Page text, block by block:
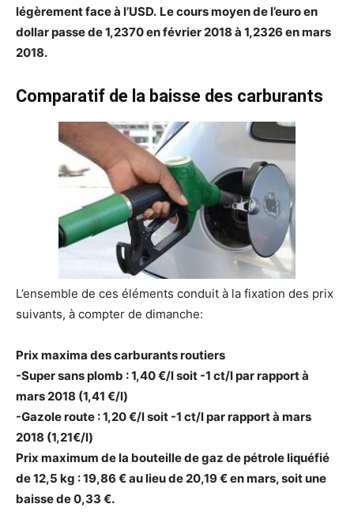
légèrement face à l’USD. Le cours moyen de l’euro en
dollar passe de 1,2370 en février 2018 à 1,2326 en mars
2018.
Comparatif de la baisse des carburants
L’ensemble de ces éléments conduit à la fixation des prix
suivants, à compter de dimanche:
Prix maxima des carburants routiers
-Super sans plomb : 1,40 €/l soit -1 ct/l par rapport à
mars 2018 (1,41 €/l)
-Gazole route : 1,20 €/l soit -1 ct/l par rapport à mars
2018 (1,21€/l)
Prix maximum de la bouteille de gaz de pétrole liquéfié
de 12,5 kg : 19,86 € au lieu de 20,19 € en mars, soit une
baisse de 0,33 €.